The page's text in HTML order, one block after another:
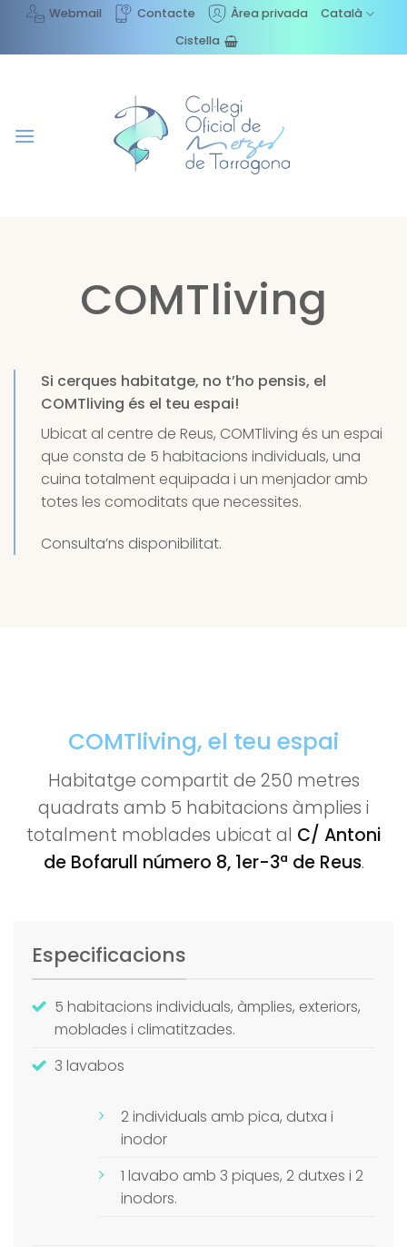
content
Webmail Contacte Àrea privada
Català
Cistella
COMTliving
Si cerques habitatge, no t’ho pensis, el
COMTliving és el teu espai!
Ubicat al centre de Reus, COMTliving és un espai
que consta de 5 habitacions individuals, una
cuina totalment equipada i un menjador amb
totes les comoditats que necessites.
Consulta’ns disponibilitat.
COMTliving, el teu espai
Habitatge compartit de 250 metres
quadrats amb 5 habitacions àmplies i
totalment moblades ubicat al C/ Antoni
de Bofarull número 8, 1er-3ª de Reus.
Especificacions
5 habitacions individuals, àmplies, exteriors,
moblades i climatitzades.
3 lavabos
2 individuals amb pica, dutxa i
inodor
1 lavabo amb 3 piques, 2 dutxes i 2
inodors.